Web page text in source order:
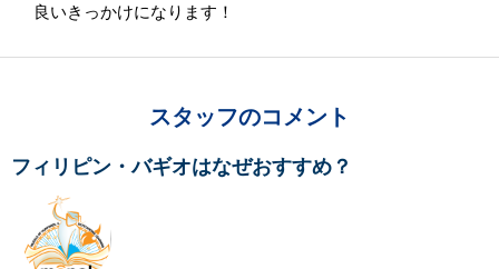
良いきっかけになります！
スタッフのコメント
フィリピン・バギオはなぜおすすめ？